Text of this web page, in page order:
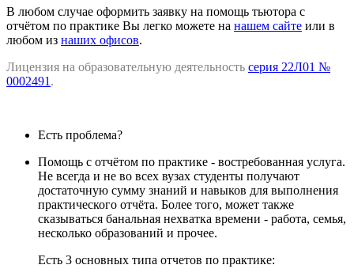
В любом случае оформить заявку на помощь тьютора с
отчётом по практике Вы легко можете на нашем сайте или в
любом из наших офисов.
Лицензия на образовательную деятельность серия 22Л01 №
0002491.
Есть проблема?
Помощь с отчётом по практике - востребованная услуга.
Не всегда и не во всех вузах студенты получают
достаточную сумму знаний и навыков для выполнения
практического отчёта. Более того, может также
сказываться банальная нехватка времени - работа, семья,
несколько образований и прочее.
Есть 3 основных типа отчетов по практике: